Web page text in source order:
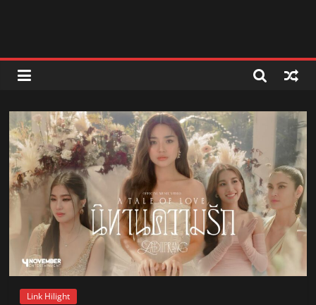
ลพบุรี
สถานี
ลพบุรี
วิทยุ
FM
ลพบุรี
Link Hilight